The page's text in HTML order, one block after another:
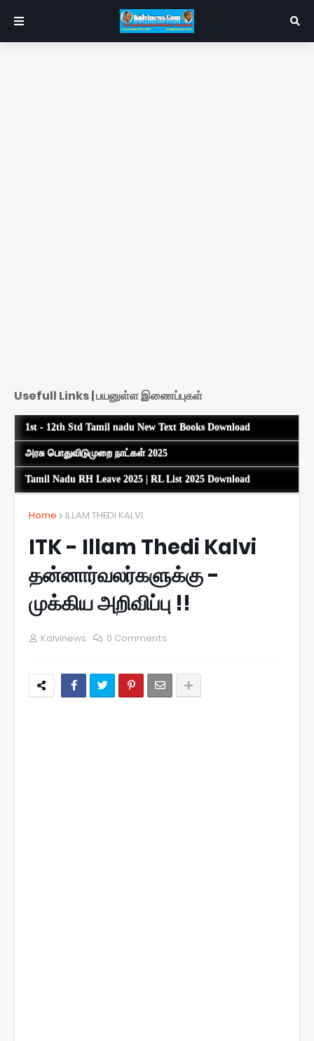
Usefull Links | பயனுள்ள இணைப்புகள்
1st - 12th Std Tamil nadu New Text Books Download
அரசு பொதுவிடுமுறை நாட்கள் 2025
Tamil Nadu RH Leave 2025 | RL List 2025 Download
Home ILLAM THEDI KALVI
ITK - Illam Thedi Kalvi
தன்னார்வலர்களுக்கு -
முக்கிய அறிவிப்பு !!
Kalvinews 0 Comments